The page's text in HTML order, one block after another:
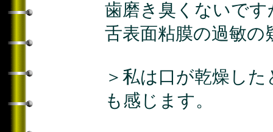
歯磨き臭くないです
舌表面粘膜の過敏
＞私は口が乾燥し
も感じます。